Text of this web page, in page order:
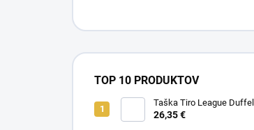
TOP 10 PRODUKTOV
Taška Tiro League Duffel
Small
26,35 €